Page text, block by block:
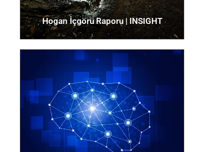
Hogan İçgörü Raporu | INSIGHT
Detaylar için tıklayın
Hogan Güvenlik Raporu​ |
SAFETY
Güvenlik raporu kişilik ölçümlerini
kullanarak çalışanları güvenlik
başlığını altında altı farklı
yetkinlikte değerlendirir.